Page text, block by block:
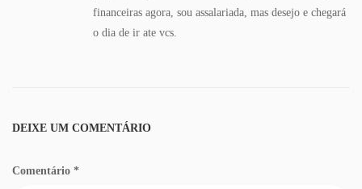
financeiras agora, sou assalariada, mas desejo e chegará
o dia de ir ate vcs.
DEIXE UM COMENTÁRIO
Comentário *